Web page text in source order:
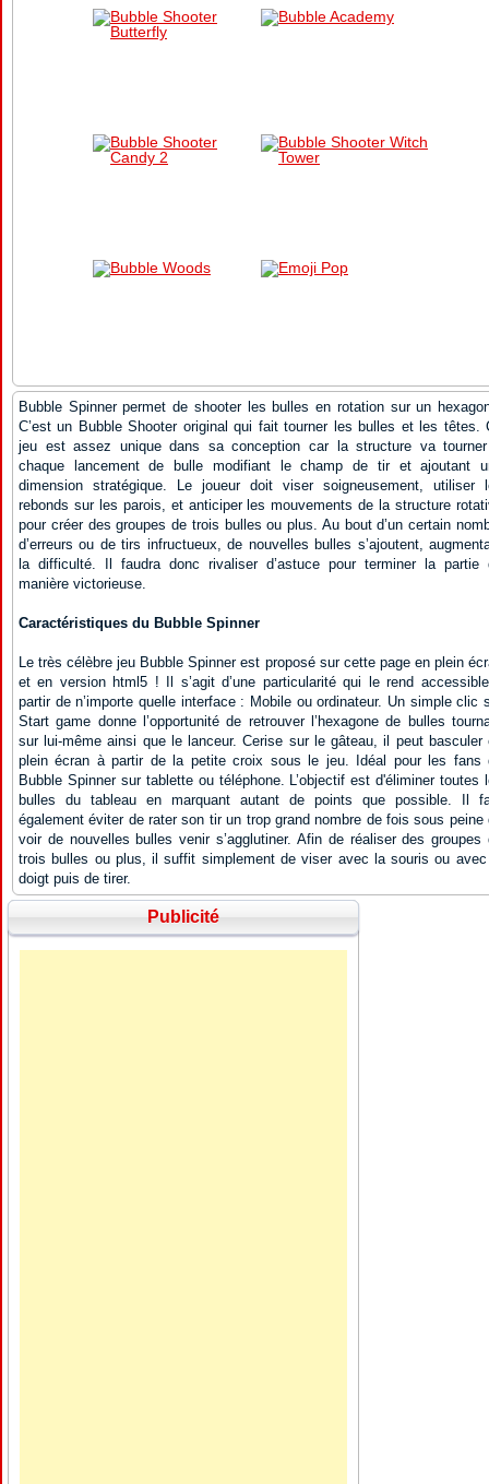
Bubble Spinner permet de shooter les bulles en rotation sur un
C’est un Bubble Shooter original qui fait tourner les bulles et les têtes.
jeu est assez unique dans sa conception car la structure va
chaque lancement de bulle modifiant le champ de tir et ajoutant
dimension stratégique. Le joueur doit viser soigneusement, utiliser
rebonds sur les parois, et anticiper les mouvements de la structure
pour créer des groupes de trois bulles ou plus. Au bout d’un certain
d’erreurs ou de tirs infructueux, de nouvelles bulles s’ajoutent,
la difficulté. Il faudra donc rivaliser d’astuce pour terminer la partie
manière victorieuse.
Caractéristiques du Bubble Spinner
Le très célèbre jeu Bubble Spinner est proposé sur cette page en plein
et en version html5 ! Il s’agit d’une particularité qui le rend
partir de n’importe quelle interface : Mobile ou ordinateur. Un simple clic
Start game donne l’opportunité de retrouver l’hexagone de bulles
sur lui-même ainsi que le lanceur. Cerise sur le gâteau, il peut basculer
plein écran à partir de la petite croix sous le jeu. Idéal pour les fans
Bubble Spinner sur tablette ou téléphone. L’objectif est d'éliminer toutes
bulles du tableau en marquant autant de points que possible. Il
également éviter de rater son tir un trop grand nombre de fois sous peine
voir de nouvelles bulles venir s’agglutiner. Afin de réaliser des groupes
trois bulles ou plus, il suffit simplement de viser avec la souris ou
doigt puis de tirer.
Publicité